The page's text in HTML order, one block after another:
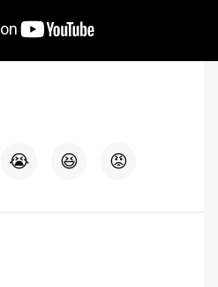
😭 😆 😡